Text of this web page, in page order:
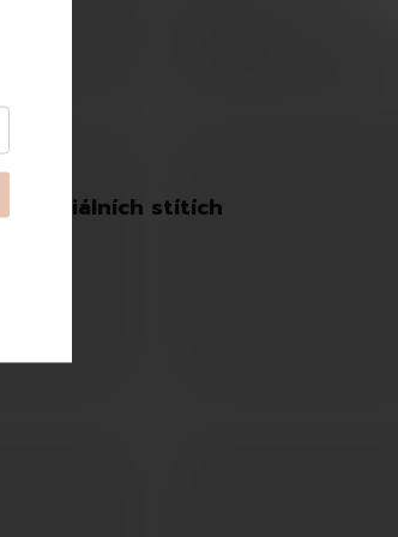
sociálních stítích